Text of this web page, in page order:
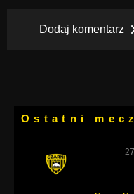
Dodaj komentarz
Ostatni mecz